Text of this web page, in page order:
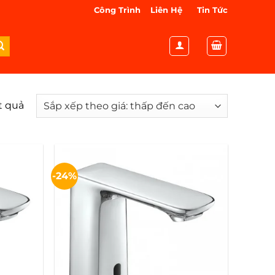
Công Trình Liên Hệ Tin Tức
quả
sắp
đến
cao
-24%